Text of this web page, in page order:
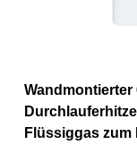
Wandmontierter
Flüssiggas